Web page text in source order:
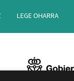
LEGE OHARRA